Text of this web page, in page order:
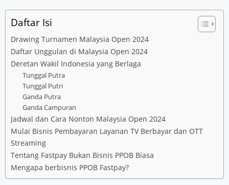
Daftar Isi
Drawing Turnamen Malaysia Open 2024
Daftar Unggulan di Malaysia Open 2024
Deretan Wakil Indonesia yang Berlaga
Tunggal Putra
Tunggal Putri
Ganda Putra
Ganda Campuran
Jadwal dan Cara Nonton Malaysia Open 2024
Mulai Bisnis Pembayaran Layanan TV Berbayar dan OTT
Streaming
Tentang Fastpay Bukan Bisnis PPOB Biasa
Mengapa berbisnis PPOB Fastpay?